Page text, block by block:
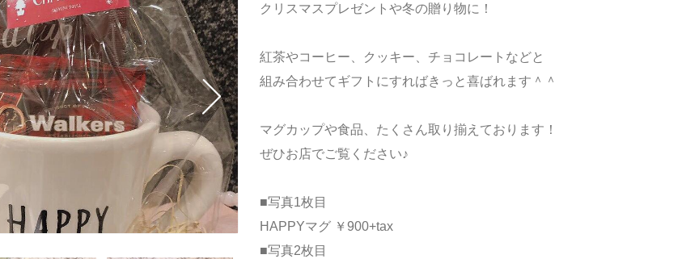
クリスマスプレゼントや冬の贈り物に！
紅茶やコーヒー、クッキー、チョコレートなどと
組み合わせてギフトにすればきっと喜ばれます＾＾
マグカップや食品、たくさん取り揃えております！
ぜひお店でご覧ください♪
■写真1枚目
HAPPYマグ ￥900+tax
■写真2枚目